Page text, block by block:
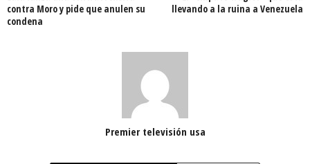
contra Moro y pide que anulen su
condena
llevando a la ruina a Venezuela
Premier televisión usa